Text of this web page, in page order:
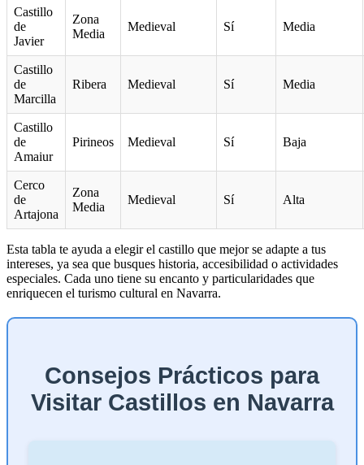
Castillo
de
Javier
Zona
Media
Medieval Sí Media
Castillo
de
Marcilla
Ribera Medieval Sí Media
Castillo
de
Amaiur
Pirineos Medieval Sí Baja
Cerco
de
Artajona
Zona
Media
Medieval Sí Alta
Esta tabla te ayuda a elegir el castillo que mejor se adapte a tus
intereses, ya sea que busques historia, accesibilidad o actividades
especiales. Cada uno tiene su encanto y particularidades que
enriquecen el turismo cultural en Navarra.
Consejos Prácticos para
Visitar Castillos en Navarra